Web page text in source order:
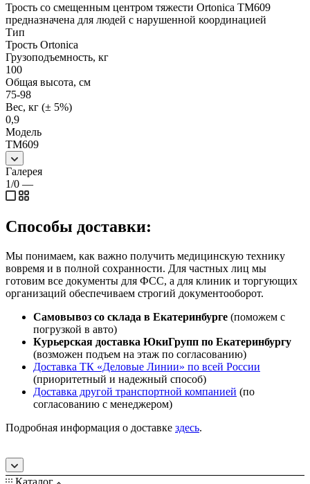
Трость со смещенным центром тяжести Ortonica TM609
предназначена для людей с нарушенной координацией
Тип
Трость Ortonica
Грузоподъемность, кг
100
Общая высота, см
75-98
Вес, кг (± 5%)
0,9
Модель
TM609
Галерея
1/0 —
Способы доставки:
Мы понимаем, как важно получить медицинскую технику
вовремя и в полной сохранности. Для частных лиц мы
готовим все документы для ФСС, а для клиник и торгующих
организаций обеспечиваем строгий документооборот.
Самовывоз со склада в Екатеринбурге (поможем с
погрузкой в авто)
Курьерская доставка ЮкиГрупп по Екатеринбургу
(возможен подъем на этаж по согласованию)
Доставка ТК «Деловые Линии» по всей России
(приоритетный и надежный способ)
Доставка другой транспортной компанией (по
согласованию с менеджером)
Подробная информация о доставке здесь.
Каталог